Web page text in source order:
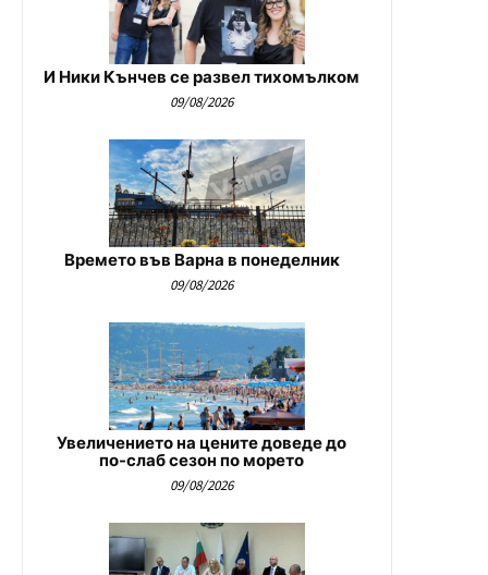
И Ники Кънчев се развел тихомълком
09/08/2026
Времето във Варна в понеделник
09/08/2026
Увеличението на цените доведе до
по-слаб сезон по морето
09/08/2026